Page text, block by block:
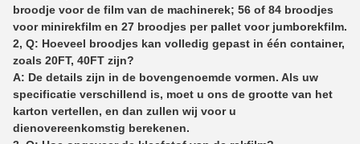
broodje voor de film van de machinerek; 56 of 84 broodjes
voor minirekfilm en 27 broodjes per pallet voor jumborekfilm.
2, Q: Hoeveel broodjes kan volledig gepast in één container,
zoals 20FT, 40FT zijn?
A: De details zijn in de bovengenoemde vormen. Als uw
specificatie verschillend is, moet u ons de grootte van het
karton vertellen, en dan zullen wij voor u
dienovereenkomstig berekenen.